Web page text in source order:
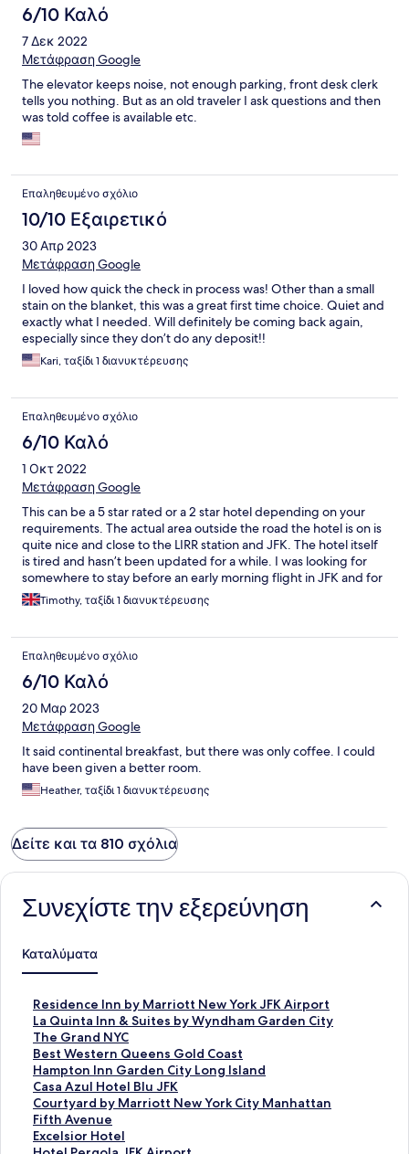
6/10 Καλό
7 Δεκ 2022
Μετάφραση Google
The elevator keeps noise, not enough parking, front desk clerk
tells you nothing. But as an old traveler I ask questions and then
was told coffee is available etc.
Επαληθευμένο σχόλιο
10/10 Εξαιρετικό
30 Απρ 2023
Μετάφραση Google
I loved how quick the check in process was! Other than a small
stain on the blanket, this was a great first time choice. Quiet and
exactly what I needed. Will definitely be coming back again,
especially since they don’t do any deposit!!
Kari, ταξίδι 1 διανυκτέρευσης
Επαληθευμένο σχόλιο
6/10 Καλό
1 Οκτ 2022
Μετάφραση Google
This can be a 5 star rated or a 2 star hotel depending on your
requirements. The actual area outside the road the hotel is on is
quite nice and close to the LIRR station and JFK. The hotel itself
is tired and hasn’t been updated for a while. I was looking for
somewhere to stay before an early morning flight in JFK and for
that it worked pretty well. I am not sure I’d stay here for most
other purposes.
Timothy, ταξίδι 1 διανυκτέρευσης
Επαληθευμένο σχόλιο
6/10 Καλό
20 Μαρ 2023
Μετάφραση Google
It said continental breakfast, but there was only coffee. I could
have been given a better room.
Heather, ταξίδι 1 διανυκτέρευσης
Δείτε και τα 810 σχόλια
Συνεχίστε την εξερεύνηση
Καταλύματα
Residence Inn by Marriott New York JFK Airport
Σ
τ
ά
ν
τ
α
ρ
Σ
ύ
La Quinta Inn & Suites by Wyndham Garden City
Σ
τ
ά
ν
τ
α
ρ
Σ
The Grand NYC
Σ
τ
ά
ν
τ
α
ρ
Best Western Queens Gold Coast
Σ
τ
ά
ν
τ
α
Hampton Inn Garden City Long Island
Σ
τ
ά
ν
τ
Casa Azul Hotel Blu JFK
Σ
τ
ά
ν
Courtyard by Marriott New York City Manhattan
Fifth Avenue
Σ
τ
ά
Excelsior Hotel
Σ